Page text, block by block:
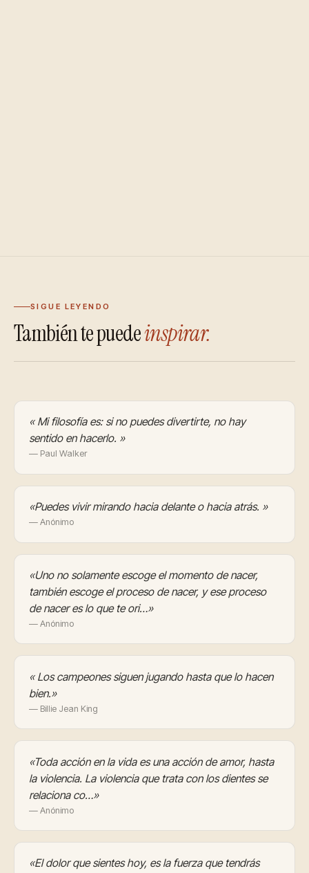
SIGUE LEYENDO
También te puedeinspirar.
« Mi filosofía es: si no puedes divertirte, no hay
sentido en hacerlo. »
— Paul Walker
«Puedes vivir mirando hacia delante o hacia atrás. »
— Anónimo
«Uno no solamente escoge el momento de nacer,
también escoge el proceso de nacer, y ese proceso
de nacer es lo que te ori…»
— Anónimo
« Los campeones siguen jugando hasta que lo hacen
bien.»
— Billie Jean King
«Toda acción en la vida es una acción de amor, hasta
la violencia. La violencia que trata con los dientes se
relaciona co…»
— Anónimo
«El dolor que sientes hoy, es la fuerza que tendrás